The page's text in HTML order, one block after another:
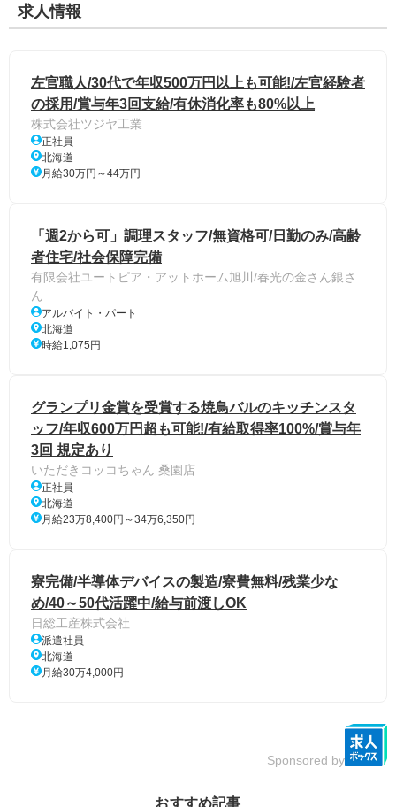
求人情報
左官職人/30代で年収500万円以上も可能!/左官経験者
の採用/賞与年3回支給/有休消化率も80%以上
株式会社ツジヤ工業
正社員
北海道
月給30万円～44万円
「週2から可」調理スタッフ/無資格可/日勤のみ/高齢
者住宅/社会保障完備
有限会社ユートピア・アットホーム旭川/春光の金さん銀さ
ん
アルバイト・パート
北海道
時給1,075円
グランプリ金賞を受賞する焼鳥バルのキッチンスタ
ッフ/年収600万円超も可能!/有給取得率100%/賞与年
3回 規定あり
いただきコッコちゃん 桑園店
正社員
北海道
月給23万8,400円～34万6,350円
寮完備/半導体デバイスの製造/寮費無料/残業少な
め/40～50代活躍中/給与前渡しOK
日総工産株式会社
派遣社員
北海道
月給30万4,000円
Sponsored by
おすすめ記事